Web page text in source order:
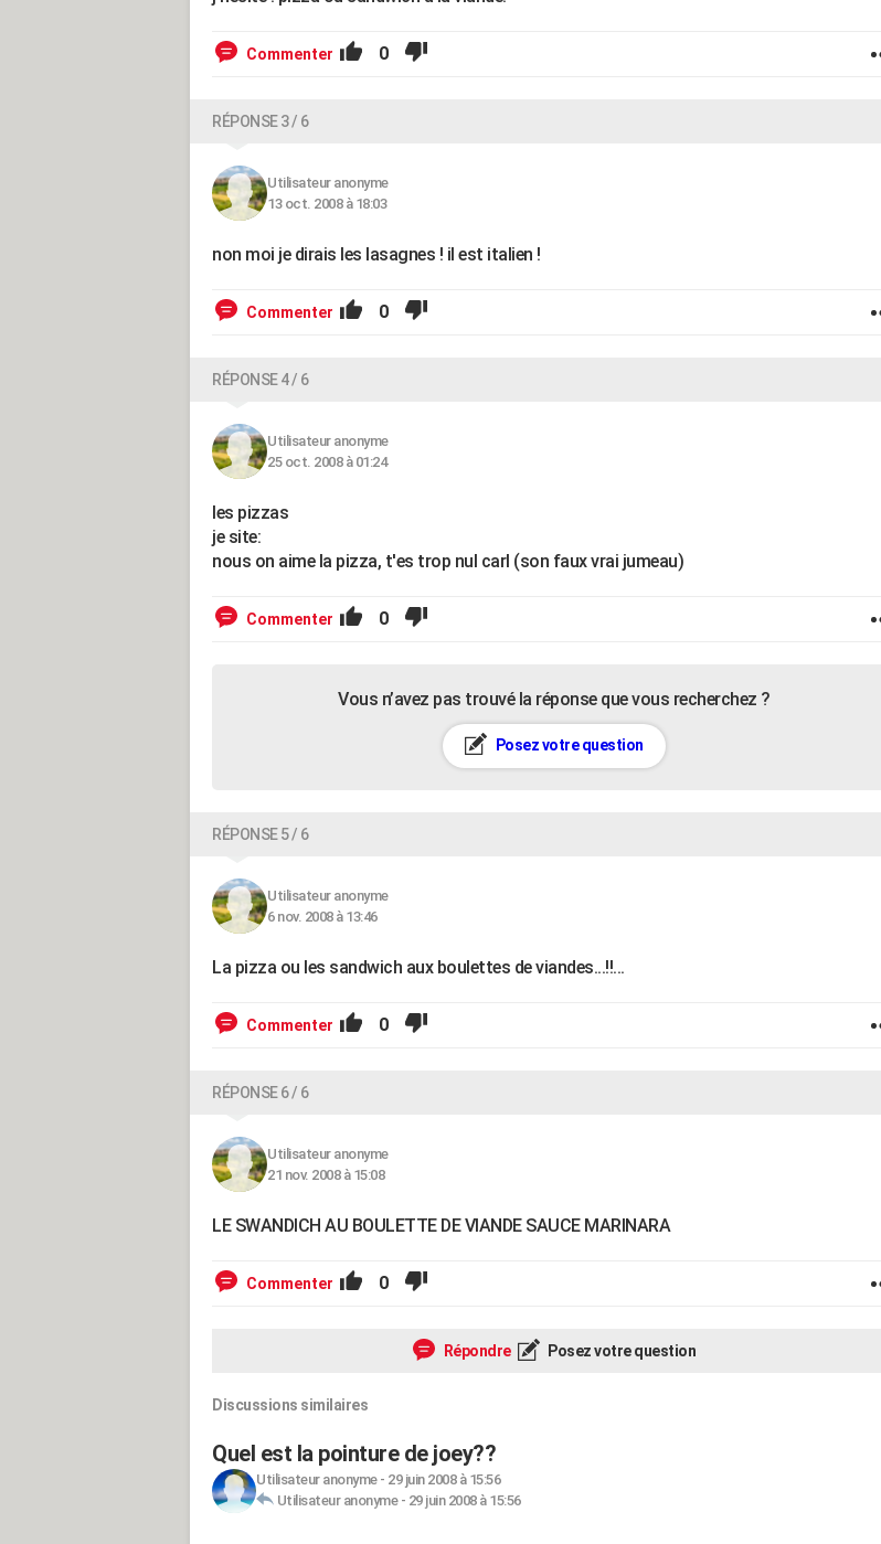
Commenter 0
RÉPONSE 3 / 6
Utilisateur anonyme
13 oct. 2008 à 18:03
non moi je dirais les lasagnes ! il est italien !
Commenter 0
RÉPONSE 4 / 6
Utilisateur anonyme
25 oct. 2008 à 01:24
les pizzas
je site:
nous on aime la pizza, t'es trop nul carl (son faux vrai jumeau)
Commenter 0
Vous n’avez pas trouvé la réponse que vous recherchez ?
Posez votre question
RÉPONSE 5 / 6
Utilisateur anonyme
6 nov. 2008 à 13:46
La pizza ou les sandwich aux boulettes de viandes...!!...
Commenter 0
RÉPONSE 6 / 6
Utilisateur anonyme
21 nov. 2008 à 15:08
LE SWANDICH AU BOULETTE DE VIANDE SAUCE MARINARA
Commenter 0
Répondre Posez votre question
Discussions similaires
Quel est la pointure de joey??
Utilisateur anonyme- 29 juin 2008 à 15:56
Utilisateur anonyme- 29 juin 2008 à 15:56